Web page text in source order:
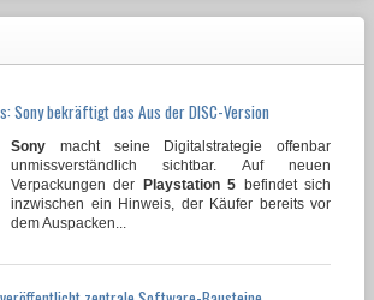
Sony bekräftigt das Aus der DISC-Version
Sony macht seine Digitalstrategie offenbar
unmissverständlich sichtbar. Auf neuen
Verpackungen der Playstation 5 befindet sich
inzwischen ein Hinweis, der Käufer bereits vor
dem Auspacken...